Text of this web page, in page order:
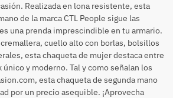
Realizada en lona resistente, esta
de la marca CTL People sigue las
una prenda imprescindible en tu armario.
cuello alto con borlas, bolsillos
esta chaqueta de mujer destaca entre
y moderno. Tal y como señalan los
esta chaqueta de segunda mano
por un precio asequible. ¡Aprovecha